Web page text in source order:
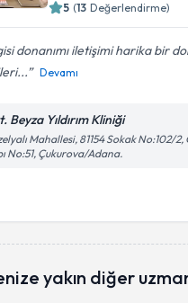
5 (13 Değerlendirme)
donanımı iletişimi harika bir
Devamı
Beyza Yıldırım Kliniği
Mahallesi, 81154 Sokak No:102/
No:51, Çukurova/Adana.
yakın diğer